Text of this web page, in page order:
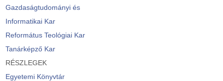
Gazdaságtudományi és
Informatikai Kar
Református Teológiai Kar
Tanárképző Kar
RÉSZLEGEK
Egyetemi Könyvtár